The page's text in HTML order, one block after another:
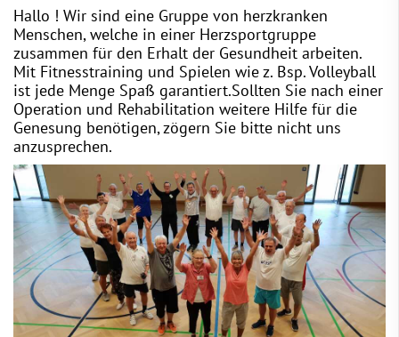
Hallo ! Wir sind eine Gruppe von herzkranken
Menschen, welche in einer Herzsportgruppe
zusammen für den Erhalt der Gesundheit arbeiten.
Mit Fitnesstraining und Spielen wie z. Bsp. Volleyball
ist jede Menge Spaß garantiert.Sollten Sie nach einer
Operation und Rehabilitation weitere Hilfe für die
Genesung benötigen, zögern Sie bitte nicht uns
anzusprechen.